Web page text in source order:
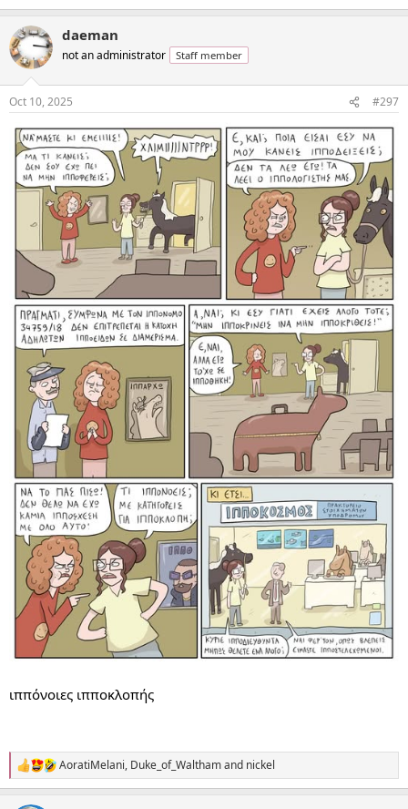
daeman
not an administrator Staff member
Oct 10, 2025 #297
ιππόνοιες ιπποκλοπής
R
e
AoratiMelani, Duke_of_Walthamand nickel